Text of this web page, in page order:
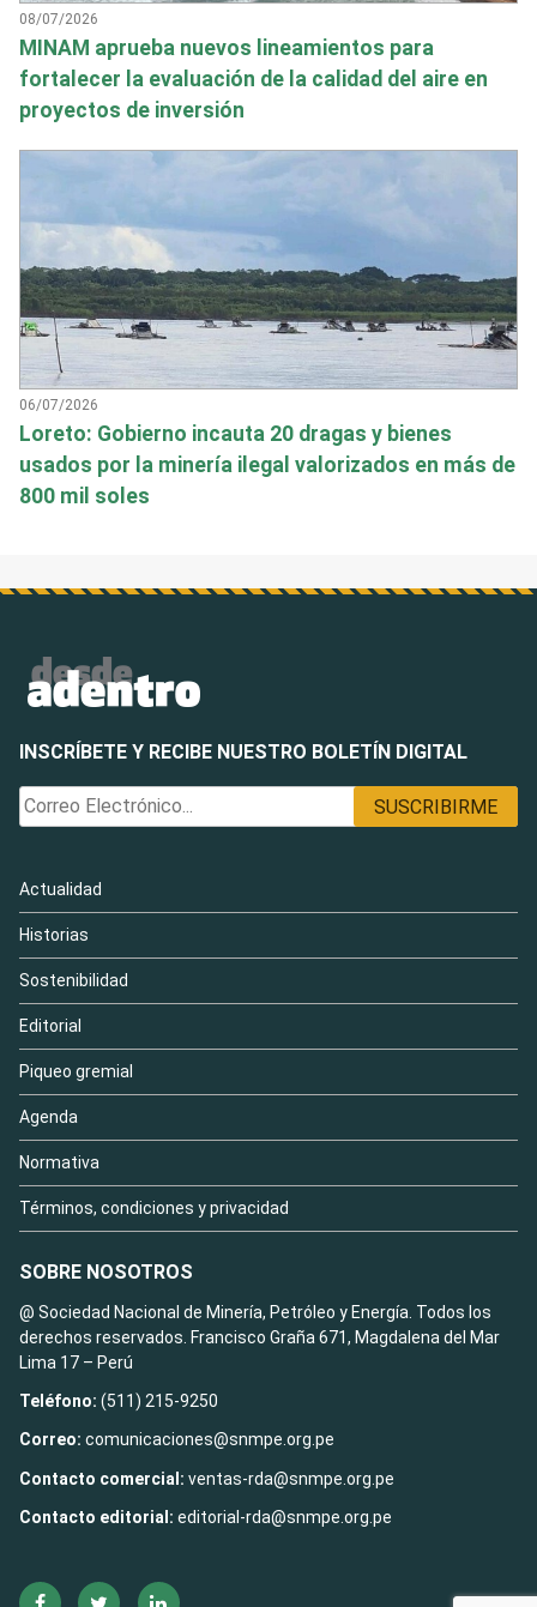
08/07/2026
MINAM aprueba nuevos lineamientos para
fortalecer la evaluación de la calidad del aire en
proyectos de inversión
06/07/2026
Loreto: Gobierno incauta 20 dragas y bienes
usados por la minería ilegal valorizados en más de
800 mil soles
INSCRÍBETE Y RECIBE NUESTRO BOLETÍN DIGITAL
Actualidad
Historias
Sostenibilidad
Editorial
Piqueo gremial
Agenda
Normativa
Términos, condiciones y privacidad
SOBRE NOSOTROS
@ Sociedad Nacional de Minería, Petróleo y Energía. Todos los
derechos reservados. Francisco Graña 671, Magdalena del Mar
Lima 17 – Perú
Teléfono: (511) 215-9250
Correo: comunicaciones@snmpe.org.pe
Contacto comercial: ventas-rda@snmpe.org.pe
Contacto editorial: editorial-rda@snmpe.org.pe